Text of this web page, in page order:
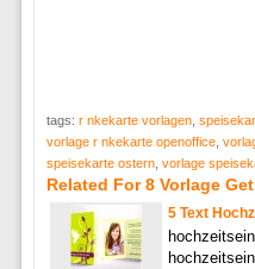
tags: r nkekarte vorlagen,
vorlage r nkekarte openoffice,
speisekarte ostern, vorlage
Related For 8 Vorlage
5 Text